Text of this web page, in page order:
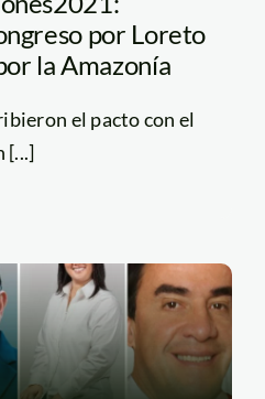
por Loreto
la Amazonía
el pacto con el
[...]